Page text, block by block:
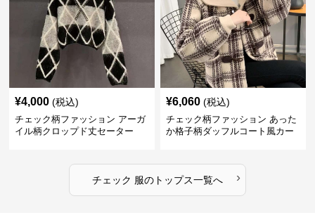
¥4,000 (税込)
チェック柄ファッション アーガ
イル柄クロップド丈セーター
¥6,060 (税込)
チェック柄ファッション あった
か格子柄ダッフルコート風カー
チェック 服のトップス一覧へ ›